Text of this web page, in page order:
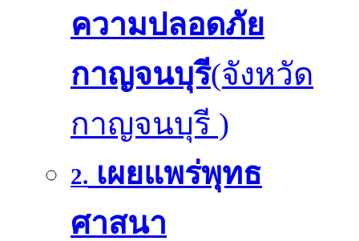
ความปลอดภัย
กาญจนบุรี(จังหวัด
กาญจนบุรี )
2. เผยแพร่พุทธ
ศาสนา